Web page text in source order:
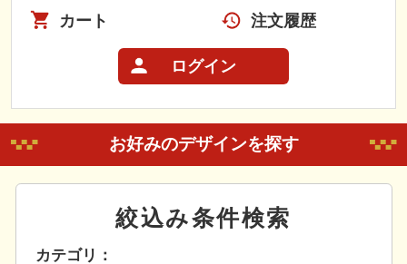
カート 注文履歴
ログイン
お好みのデザインを探す
絞込み条件検索
カテゴリ：